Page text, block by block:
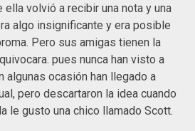
volvió a recibir una nota y una
algo insignificante y era posible
Pero sus amigas tienen la
pues nunca han visto a
algunas ocasión han llegado a
pero descartaron la idea cuando
le gusto una chico llamado Scott.